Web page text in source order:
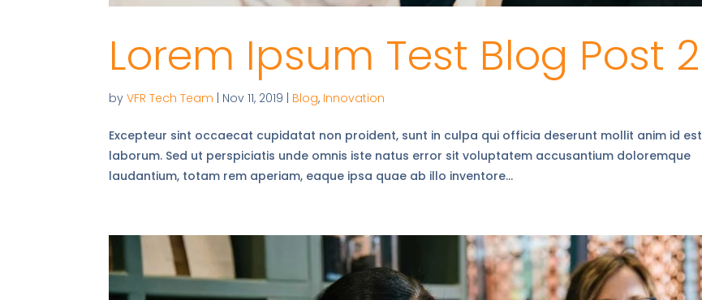
Lorem Ipsum Test Blog Post 2
byVFR Tech Team | Nov 11, 2019 | Blog, Innovation
Excepteur sint occaecat cupidatat non proident, sunt in culpa qui officia deserunt mollit anim id est
laborum. Sed ut perspiciatis unde omnis iste natus error sit voluptatem accusantium doloremque
laudantium, totam rem aperiam, eaque ipsa quae ab illo inventore...